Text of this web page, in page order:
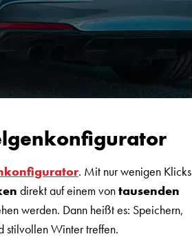
. Mit nur wenigen Klicks
direkt auf einem vontausenden
werden. Dann heißt es: Speichern,
stilvollen Winter treffen.